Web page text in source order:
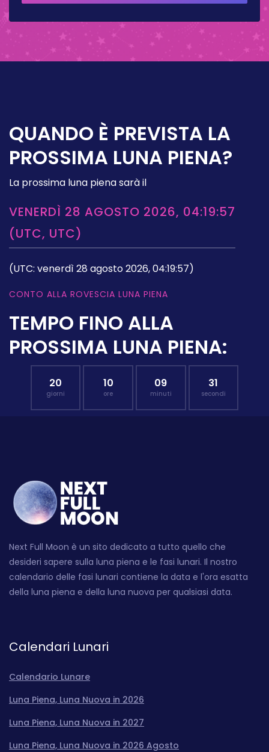
QUANDO È PREVISTA LA
PROSSIMA LUNA PIENA?
La prossima luna piena sarà il
VENERDÌ 28 AGOSTO 2026, 04:19:57
(UTC, UTC)
(UTC: venerdì 28 agosto 2026, 04:19:57)
CONTO ALLA ROVESCIA LUNA PIENA
TEMPO FINO ALLA
PROSSIMA LUNA PIENA:
20
giorni
10
ore
09
minuti
30
secondi
Next Full Moon è un sito dedicato a tutto quello che
desideri sapere sulla luna piena e le fasi lunari. Il nostro
calendario delle fasi lunari contiene la data e l'ora esatta
della luna piena e della luna nuova per qualsiasi data.
Calendari Lunari
Calendario Lunare
Luna Piena, Luna Nuova in 2026
Luna Piena, Luna Nuova in 2027
Luna Piena, Luna Nuova in 2026 Agosto